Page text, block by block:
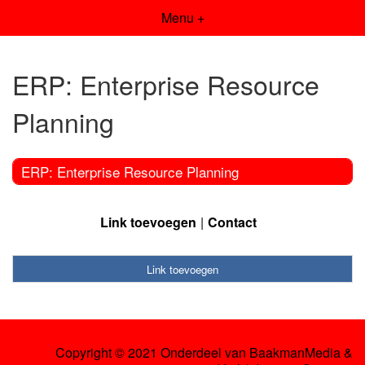
Menu +
ERP: Enterprise Resource
Planning
ERP: Enterprise Resource Planning
Link toevoegen Contact
Link toevoegen
Copyright © 2021 Onderdeel van BaakmanMedia&